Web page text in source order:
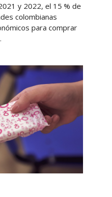
y 2022, el 15 % de
colombianas
para comprar